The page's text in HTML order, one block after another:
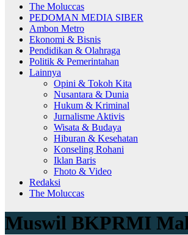
The Moluccas
PEDOMAN MEDIA SIBER
Ambon Metro
Ekonomi & Bisnis
Pendidikan & Olahraga
Politik & Pemerintahan
Lainnya
Opini & Tokoh Kita
Nusantara & Dunia
Hukum & Kriminal
Jurnalisme Aktivis
Wisata & Budaya
Hiburan & Kesehatan
Konseling Rohani
Iklan Baris
Fhoto & Video
Redaksi
The Moluccas
Muswil BKPRMI